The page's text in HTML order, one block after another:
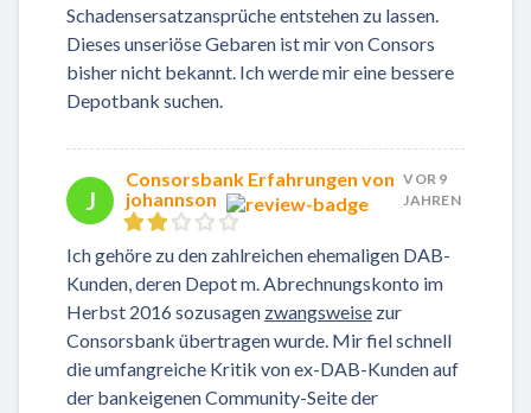
Schadensersatzansprüche entstehen zu lassen.
Dieses unseriöse Gebaren ist mir von Consors
bisher nicht bekannt. Ich werde mir eine bessere
Depotbank suchen.
J
Consorsbank Erfahrungen von
johannson
VOR 9
JAHREN
Ich gehöre zu den zahlreichen ehemaligen DAB-
Kunden, deren Depot m. Abrechnungskonto im
Herbst 2016 sozusagen zwangsweise zur
Consorsbank übertragen wurde. Mir fiel schnell
die umfangreiche Kritik von ex-DAB-Kunden auf
der bankeigenen Community-Seite der